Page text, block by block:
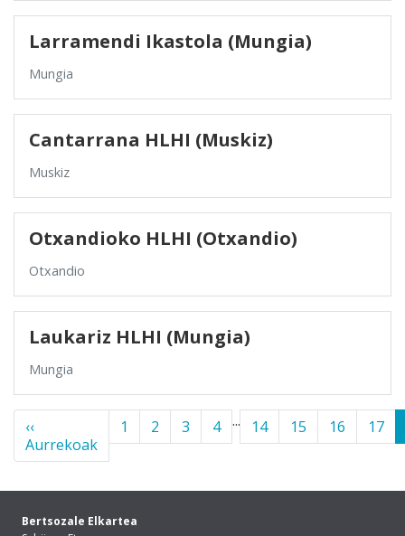
Larramendi Ikastola (Mungia)
Mungia
Cantarrana HLHI (Muskiz)
Muskiz
Otxandioko HLHI (Otxandio)
Otxandio
Laukariz HLHI (Mungia)
Mungia
‹‹
Aurrekoak
1 2 3 4 ... 14 15 16 17
Bertsozale Elkartea